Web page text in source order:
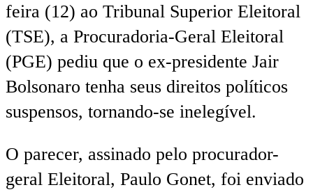
feira (12) ao Tribunal Superior Eleitoral
(TSE), a Procuradoria-Geral Eleitoral
(PGE) pediu que o ex-presidente Jair
Bolsonaro tenha seus direitos políticos
suspensos, tornando-se inelegível.
O parecer, assinado pelo procurador-
geral Eleitoral, Paulo Gonet, foi enviado